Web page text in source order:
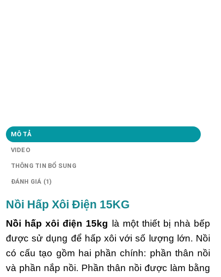
MÔ TẢ
VIDEO
THÔNG TIN BỔ SUNG
ĐÁNH GIÁ (1)
Nồi Hấp Xôi Điện 15KG
Nồi hấp xôi điện 15kg là một thiết bị nhà bếp
được sử dụng để hấp xôi với số lượng lớn. Nồi
có cấu tạo gồm hai phần chính: phần thân nồi
và phần nắp nồi. Phần thân nồi được làm bằng